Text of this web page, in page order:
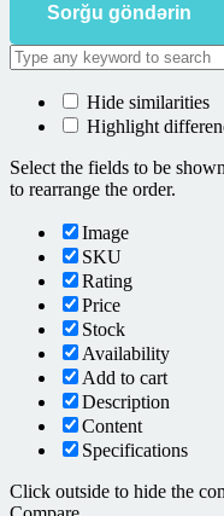
Sorğu göndərin
Hide similarities
Highlight
Select the fields to be
to rearrange the order.
Image
SKU
Rating
Price
Stock
Availability
Add to cart
Description
Content
Specifications
Click outside to hide the